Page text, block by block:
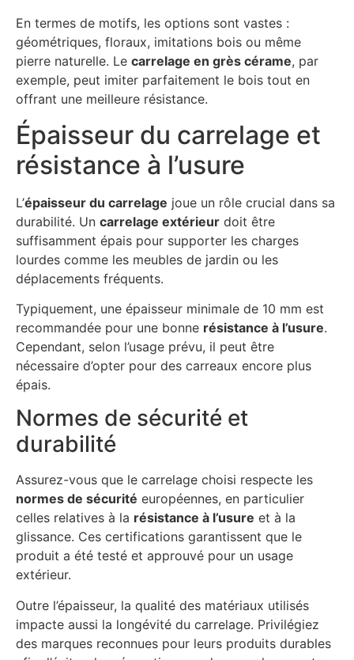
En termes de motifs, les options sont vastes :
géométriques, floraux, imitations bois ou même
pierre naturelle. Le carrelage en grès cérame, par
exemple, peut imiter parfaitement le bois tout en
offrant une meilleure résistance.
Épaisseur du carrelage et
résistance à l’usure
L’épaisseur du carrelage joue un rôle crucial dans sa
durabilité. Un carrelage extérieur doit être
suffisamment épais pour supporter les charges
lourdes comme les meubles de jardin ou les
déplacements fréquents.
Typiquement, une épaisseur minimale de 10 mm est
recommandée pour une bonne résistance à l’usure.
Cependant, selon l’usage prévu, il peut être
nécessaire d’opter pour des carreaux encore plus
épais.
Normes de sécurité et
durabilité
Assurez-vous que le carrelage choisi respecte les
normes de sécurité européennes, en particulier
celles relatives à la résistance à l’usure et à la
glissance. Ces certifications garantissent que le
produit a été testé et approuvé pour un usage
extérieur.
Outre l’épaisseur, la qualité des matériaux utilisés
impacte aussi la longévité du carrelage. Privilégiez
des marques reconnues pour leurs produits durables